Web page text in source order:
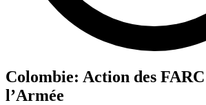
Colombie: Action des
l’Armée